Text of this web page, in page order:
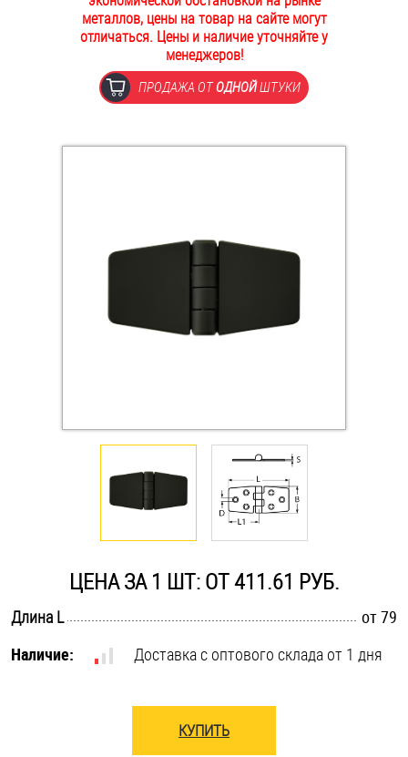
ОПЛАТА И ДОСТАВКА
Втулки
Крюки, кольца с метрической резьбой
Оснастка и аксессуары для яхт
Стопорные кольца
металлов, цены на товар на сайте могут
отличаться. Цены и наличие уточняйте у
менеджеров!
ПРОДАЖА ОТОДНОЙШТУКИ
ЦЕНА ЗА 1 ШТ: ОТ 411.61 РУБ.
Длина L
от 79
Наличие:
Доставка с оптового склада от 1 дня
КУПИТЬ